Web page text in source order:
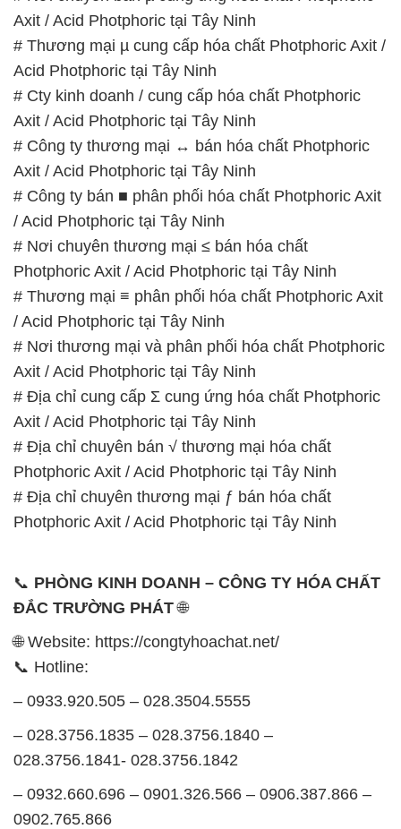
Axit / Acid Photphoric tại Tây Ninh
# Thương mại µ cung cấp hóa chất Photphoric Axit /
Acid Photphoric tại Tây Ninh
# Cty kinh doanh / cung cấp hóa chất Photphoric
Axit / Acid Photphoric tại Tây Ninh
# Công ty thương mại ↔ bán hóa chất Photphoric
Axit / Acid Photphoric tại Tây Ninh
# Công ty bán ■ phân phối hóa chất Photphoric Axit
/ Acid Photphoric tại Tây Ninh
# Nơi chuyên thương mại ≤ bán hóa chất
Photphoric Axit / Acid Photphoric tại Tây Ninh
# Thương mại ≡ phân phối hóa chất Photphoric Axit
/ Acid Photphoric tại Tây Ninh
# Nơi thương mại và phân phối hóa chất Photphoric
Axit / Acid Photphoric tại Tây Ninh
# Địa chỉ cung cấp Σ cung ứng hóa chất Photphoric
Axit / Acid Photphoric tại Tây Ninh
# Địa chỉ chuyên bán √ thương mại hóa chất
Photphoric Axit / Acid Photphoric tại Tây Ninh
# Địa chỉ chuyên thương mại ƒ bán hóa chất
Photphoric Axit / Acid Photphoric tại Tây Ninh
📞 PHÒNG KINH DOANH – CÔNG TY HÓA CHẤT
ĐẮC TRƯỜNG PHÁT🌐
🌐 Website: https://congtyhoachat.net/
📞 Hotline:
– 0933.920.505 – 028.3504.5555
– 028.3756.1835 – 028.3756.1840 –
028.3756.1841- 028.3756.1842
– 0932.660.696 – 0901.326.566 – 0906.387.866 –
0902.765.866